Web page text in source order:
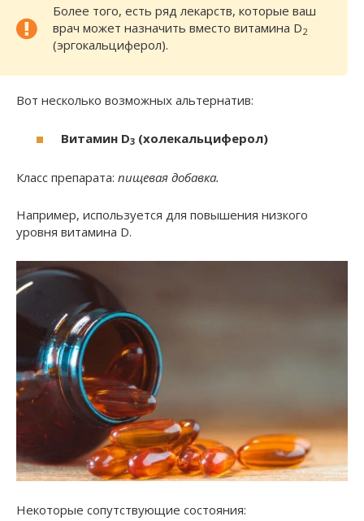
Более того, есть ряд лекарств, которые ваш
врач может назначить вместо витамина D2
(эргокальциферол).
Вот несколько возможных альтернатив:
Витамин D3 (холекальциферол)
Класс препарата: пищевая добавка.
Например, используется для повышения низкого
уровня витамина D.
Некоторые сопутствующие состояния: